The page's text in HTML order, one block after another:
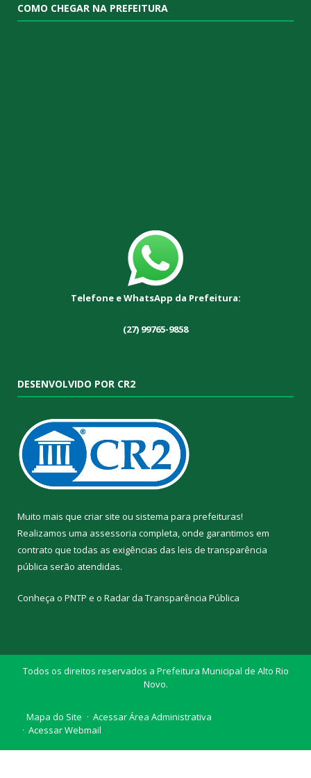
COMO CHEGAR NA PREFEITURA
Telefone e WhatsApp da Prefeitura:
(27) 99765-9858
DESENVOLVIDO POR CR2
Muito mais que criar site ou sistema para prefeituras!
Realizamos uma assessoria completa, onde garantimos em
contrato que todas as exigências das leis de transparência
pública serão atendidas.
Conheça o PNTP e o Radar da Transparência Pública
Todos os direitos reservados a Prefeitura Municipal de Alto Rio
Novo.
Mapa do Site
Acessar Área Administrativa
Acessar Webmail